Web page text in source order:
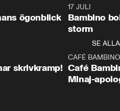
ögonblick
17 JULI
Bambino
storm
SE ALLA
skrivkramp!
CAFÉ BAMBINO
Café
Minaj-